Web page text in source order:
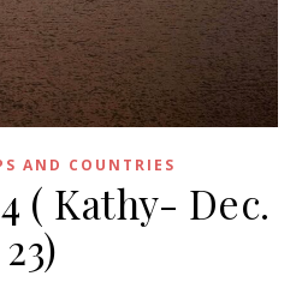
AND COUNTRIES
( Kathy- Dec.
23)